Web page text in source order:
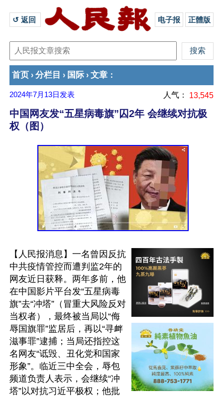
↺ 返回 电子报 正體版
首页 › 分栏目 › 国际 › 文章 ：
2024年7月13日 发表 人气： 13,545
中国网友发“五星病毒旗”囚2年 会继续对抗极
权（图）
【人民报消息】一名曾因反抗
中共疫情管控而遭判监2年的
网友近日获释。两年多前，他
在中国影片平台发“五星病毒
旗”去“冲塔”（冒重大风险反对
当权者），最终被当局以“侮
辱国旗罪”监居后，再以“寻衅
滋事罪”逮捕；当局还指控这
名网友“诋毁、丑化党和国家
形象”。临近三中全会，辱包
频道负责人表示，会继续“冲
塔”以对抗习近平极权；他批